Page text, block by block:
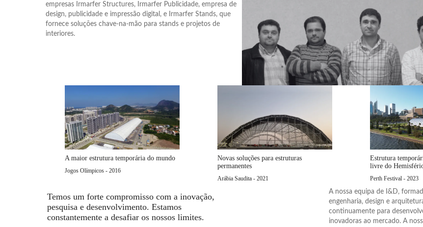
empresas Irmarfer Structures, Irmarfer Publicidade, empresa de
design, publicidade e impressão digital, e Irmarfer Stands, que
fornece soluções chave-na-mão para stands e projetos de
interiores.
A maior estrutura temporária do mundo
Jogos Olímpicos - 2016
Novas soluções para estruturas
permanentes
Arábia Saudita - 2021
Estrutura
livre do
Perth Festival - 2023
Temos um forte compromisso com a inovação,
pesquisa e desenvolvimento. Estamos
constantemente a desafiar os nossos limites.
A nossa equipa de I&D,
engenharia, design e
continuamente para
inovadoras ao mercado. A